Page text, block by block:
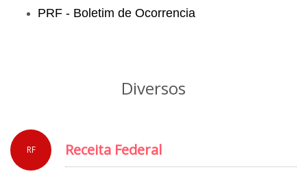
PRF - Boletim de Ocorrencia
Diversos
RF Receita Federal